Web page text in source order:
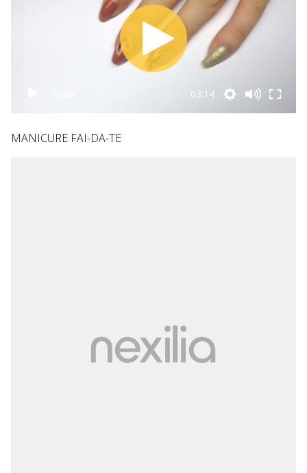
03:14
MANICURE FAI-DA-TE